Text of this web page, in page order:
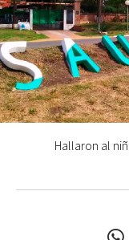
Hallaron al